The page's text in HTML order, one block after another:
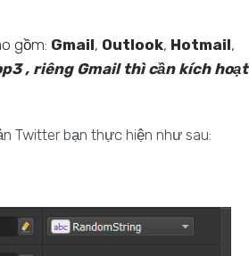
gồm: Gmail, Outlook, Hotmail,
, riêng Gmail thì cần kích hoạt
Twitter bạn thực hiện như sau: